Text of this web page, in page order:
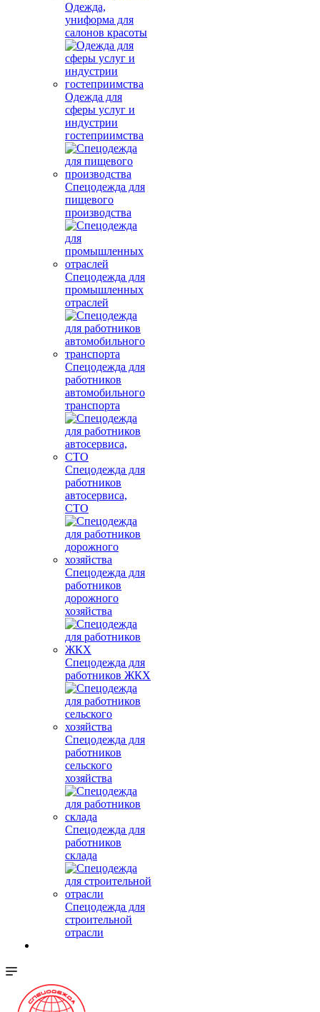
Одежда,
униформа для
салонов красоты
Одежда для
сферы услуг и
индустрии
гостеприимства
Спецодежда для
пищевого
производства
Спецодежда для
промышленных
отраслей
Спецодежда для
работников
автомобильного
транспорта
Спецодежда для
работников
автосервиса,
СТО
Спецодежда для
работников
дорожного
хозяйства
Спецодежда для
работников ЖКХ
Спецодежда для
работников
сельского
хозяйства
Спецодежда для
работников
склада
Спецодежда для
строительной
отрасли